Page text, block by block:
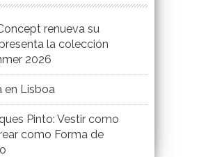
renueva su
la colección
2026
en Lisboa
Pinto: Vestir como
como Forma de